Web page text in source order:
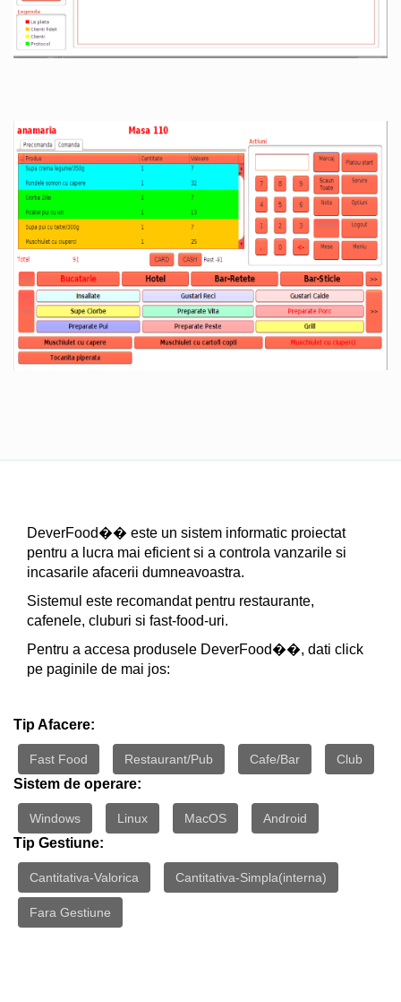
DeverFood�� este un sistem informatic proiectat
pentru a lucra mai eficient si a controla vanzarile si
incasarile afacerii dumneavoastra.
Sistemul este recomandat pentru restaurante,
cafenele, cluburi si fast-food-uri.
Pentru a accesa produsele DeverFood��, dati click
pe paginile de mai jos:
Tip Afacere:
Fast Food Restaurant/Pub Cafe/Bar Club
Sistem de operare:
Windows Linux MacOS Android
Tip Gestiune:
Cantitativa-Valorica Cantitativa-Simpla(interna)
Fara Gestiune